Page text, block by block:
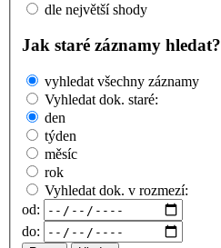
dle největší shody
Jak staré záznamy hledat?
vyhledat všechny záznamy
Vyhledat dok. staré:
den
týden
měsíc
rok
Vyhledat dok. v rozmezí:
od:
do: